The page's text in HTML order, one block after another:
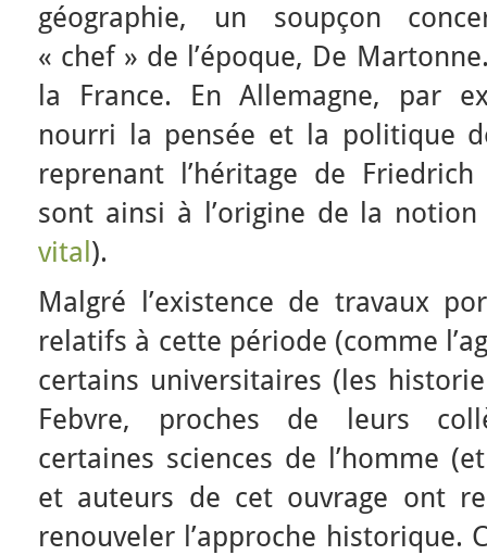
géographie, un soupçon
« chef » de l’époque, De
la France. En Allemagne, par
nourri la pensée et la politique
reprenant l’héritage de
sont ainsi à l’origine de la
vital ).
Malgré l’existence de travaux
relatifs à cette période (comme
certains universitaires (les
Febvre, proches de leurs
certaines sciences de l’homme
et auteurs de cet ouvrage ont
renouveler l’approche historique.